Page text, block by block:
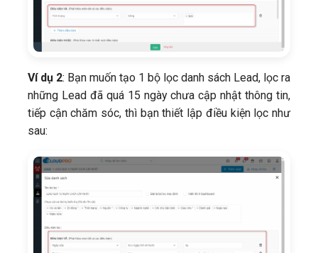
Ví dụ 2: Bạn muốn tạo 1 bộ lọc danh sách Lead, lọc ra
những Lead đã quá 15 ngày chưa cập nhật thông tin,
tiếp cận chăm sóc, thì bạn thiết lập điều kiện lọc như
sau: